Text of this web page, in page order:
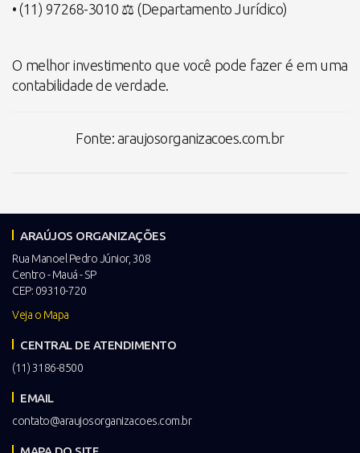
•⁠ ⁠(11) 97268-3010 ⚖️ (Departamento Jurídico)
O melhor investimento que você pode fazer é em uma
contabilidade de verdade.
Fonte: araujosorganizacoes.com.br
ARAÚJOS ORGANIZAÇÕES
Rua Manoel Pedro Júnior, 308
Centro - Mauá - SP
CEP: 09310-720
Veja o Mapa
CENTRAL DE ATENDIMENTO
(11) 3186-8500
EMAIL
contato@araujosorganizacoes.com.br